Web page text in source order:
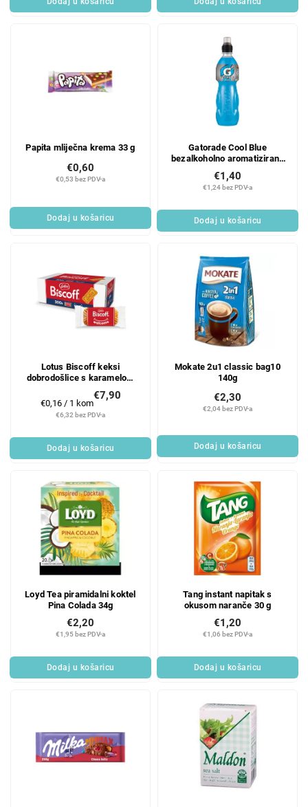
d
s
Papita mliječna krema 33 g
€0,53 bez PDV-a
€0,60
Dodaj u košaricu
Gatorade Cool Blue
bezalkoholno aromatizirano
€1,24 bez PDV-a
€1,40
Dodaj u košaricu
Lotus Biscoff keksi
dobrodošlice s karamelom
€6,32 bez PDV-a
€7,90
Mjerenje
cijene:
€0,16 / 1 kom
Dodaj u košaricu
Mokate 2u1 classic bag10
140g
€2,04 bez PDV-a
€2,30
Dodaj u košaricu
Loyd Tea piramidalni koktel
Pina Colada 34g
€1,95 bez PDV-a
€2,20
Dodaj u košaricu
Tang instant napitak s
okusom naranče 30 g
€1,06 bez PDV-a
€1,20
Dodaj u košaricu